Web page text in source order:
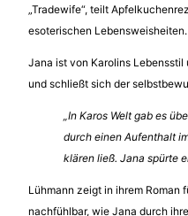
„Tradewife“, teilt
esoterischen Lebensweisheiten.
Jana ist von Karolins
und schließt sich der
„In Karos Welt gab es
durch einen Aufenthalt
klären ließ. Jana spürte
Lühmann zeigt in ihrem Roman
nachfühlbar, wie Jana durch